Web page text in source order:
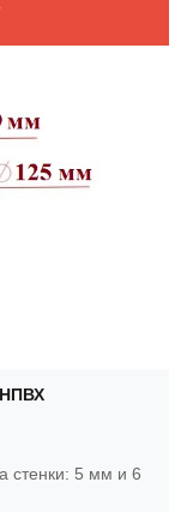
НПВХ
стенки: 5 мм и 6